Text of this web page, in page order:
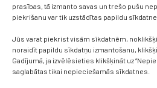
prasības, tā izmanto savas un trešo pušu
piekrišanu var tik uzstādītas papildu
Jūs varat piekrist visām sīkdatnēm,
noraidīt papildu sīkdatņu izmantošanu,
Gadījumā, ja izvēlēsieties klikšķināt uz
saglabātas tikai nepieciešamās sīkdatnes.